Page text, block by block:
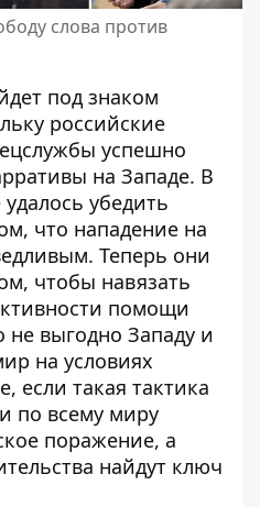
слова против
под знаком
российские
успешно
на Западе. В
убедить
что нападение на
Теперь они
чтобы навязать
помощи
не выгодно Западу и
на условиях
если такая тактика
по всему миру
поражение, а
найдут ключ